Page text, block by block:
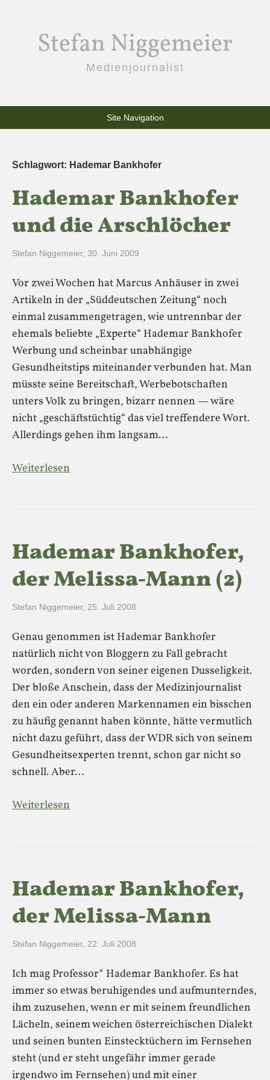
Stefan Niggemeier
Medienjournalist
Site Navigation
Schlagwort: Hademar Bankhofer
Hademar Bankhofer
und die Arschlöcher
Stefan Niggemeier, 30. Juni 2009
Vor zwei Wochen hat Marcus Anhäuser in zwei
Artikeln in der „Süddeutschen Zeitung“ noch
einmal zusammengetragen, wie untrennbar der
ehemals beliebte „Experte“ Hademar Bankhofer
Werbung und scheinbar unabhängige
Gesundheitstips miteinander verbunden hat. Man
müsste seine Bereitschaft, Werbebotschaften
unters Volk zu bringen, bizarr nennen — wäre
nicht „geschäftstüchtig“ das viel treffendere Wort.
Allerdings gehen ihm langsam…
Weiterlesen
Hademar Bankhofer,
der Melissa-Mann (2)
Stefan Niggemeier, 25. Juli 2008
Genau genommen ist Hademar Bankhofer
natürlich nicht von Bloggern zu Fall gebracht
worden, sondern von seiner eigenen Dusseligkeit.
Der bloße Anschein, dass der Medizinjournalist
den ein oder anderen Markennamen ein bisschen
zu häufig genannt haben könnte, hätte vermutlich
nicht dazu geführt, dass der WDR sich von seinem
Gesundheitsexperten trennt, schon gar nicht so
schnell. Aber…
Weiterlesen
Hademar Bankhofer,
der Melissa-Mann
Stefan Niggemeier, 22. Juli 2008
Ich mag Professor* Hademar Bankhofer. Es hat
immer so etwas beruhigendes und aufmunterndes,
ihm zuzusehen, wenn er mit seinem freundlichen
Lächeln, seinem weichen österreichischen Dialekt
und seinen bunten Einstecktüchern im Fernsehen
steht (und er steht ungefähr immer gerade
irgendwo im Fernsehen) und mit einer